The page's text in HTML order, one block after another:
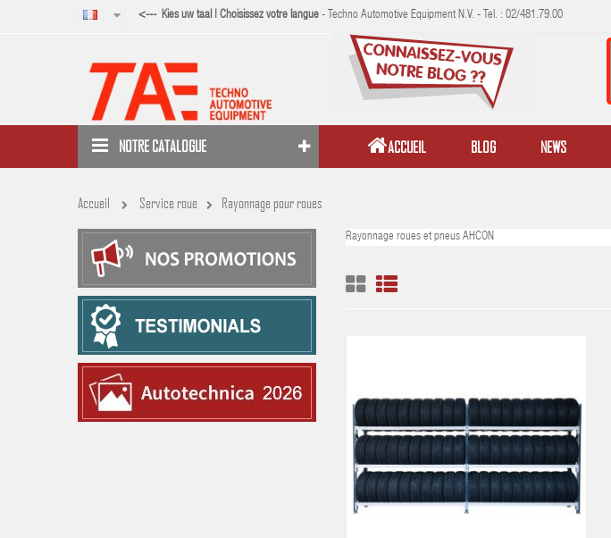
<--- Kies uw taal | Choisissez votre langue - Techno Automotive Equipment N.V. - Tel. : 02/481.79.00
NOTRE CATALOGUE ACCUEIL BLOG NEWS
Accueil Service roue Rayonnage pour roues
Rayonnage roues et pneus AHCON